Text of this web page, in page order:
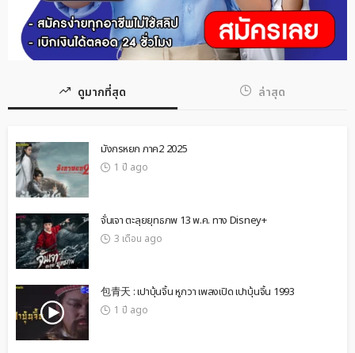
ดูมากที่สุด ล่าสุด
มังกรหยก ภาค2 2025
1 ปี ago
จั่นเจา ตะลุยยุทธภพ 13 พ.ค. ทาง Disney+
3 เดือน ago
包青天 : เปาบุ้นจิ้น หูกวา เพลงเปิด เปาบุ้นจิ้น 1993
1 ปี ago